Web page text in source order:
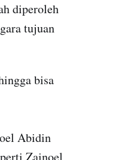
diperoleh
tujuan
bisa
Abidin
Zainoel